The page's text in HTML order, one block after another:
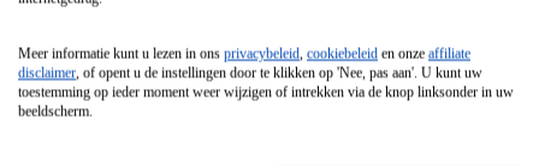
Vrijstaande Magnetron
Vrijstaande Kookplaat
Meer informatie kunt u lezen in ons privacybeleid, cookiebeleid en onze affiliate
disclaimer, of opent u de instellingen door te klikken op 'Nee, pas aan'. U kunt uw
toestemming op ieder moment weer wijzigen of intrekken via de knop linksonder in uw
beeldscherm.